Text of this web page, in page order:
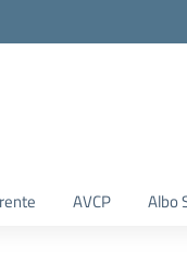
AVCP Albo